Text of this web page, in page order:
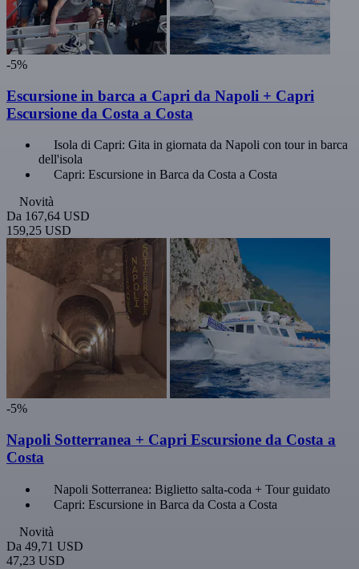
-5%
Escursione in barca a Capri da Napoli + Capri
Escursione da Costa a Costa
Isola di Capri: Gita in giornata da Napoli con tour in barca
dell'isola
Capri: Escursione in Barca da Costa a Costa
Novità
Da 167,64 USD
159,25 USD
-5%
Napoli Sotterranea + Capri Escursione da Costa a
Costa
Napoli Sotterranea: Biglietto salta-coda + Tour guidato
Capri: Escursione in Barca da Costa a Costa
Novità
Da 49,71 USD
47,23 USD